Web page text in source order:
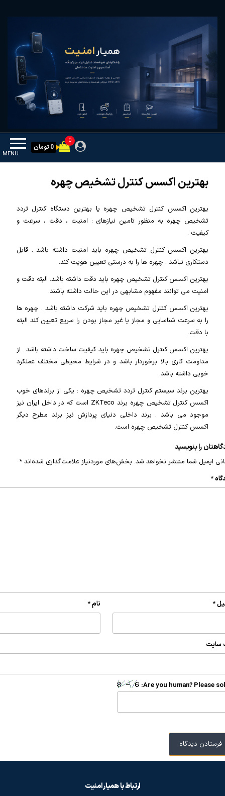
MENU
0
0 تومان
بهترین اکسس کنترل تشخیص چهره
بهترین اکسس کنترل تشخیص چهره یا بهترین دستگاه کنترل تردد
تشخیص چهره به منظور تامین نیازهای : امنیت ، دقت ، سرعت و
کیفیت .
بهترین اکسس کنترل تشخیص چهره باید امنیت داشته باشد . قابل
دستکاری نباشد . چهره ها را به درستی تعیین هویت کند.
بهترین اکسس کنترل تشخیص چهره باید دقت داشته باشد. البته دقت و
امنیت می توانند مفهوم مشابهی در این حالت داشته باشند.
بهترین اکسس کنترل تشخیص چهره باید شرکت داشته باشد . چهره ها
را به سرعت شناسایی و مجاز یا غیر مجاز بودن را سریع تعیین کند البته
با دقت.
بهترین اکسس کنترل تشخیص چهره باید کیفیت ساخت داشته باشد . از
مداومت کاری بالا برخوردار باشد و در شرایط محیطی مختلف عملکرد
خوبی داشته باشد.
بهترین برند سیستم کنترل تردد تشخیص چهره : یکی از برندهای خوب
اکسس کنترل تشخیص چهره برند ZKTeco است که در داخل ایران نیز
موجود می باشد . برند داخلی دنیای پردازش نیز برند مطرح دیگر
اکسس کنترل تشخیص چهره است.
را بنویسید
ایمیل شما منتشر نخواهد شد. بخش‌های موردنیاز علامت‌گذاری شده‌اند *
*
نام* *
سایت
Are you human? Please
ارتباط با همیار امنیت